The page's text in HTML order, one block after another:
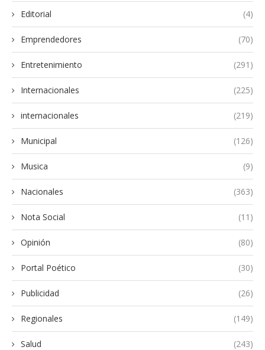
Editorial (4)
Emprendedores (70)
Entretenimiento (291)
Internacionales (225)
internacionales (219)
Municipal (126)
Musica (9)
Nacionales (363)
Nota Social (11)
Opinión (80)
Portal Poético (30)
Publicidad (26)
Regionales (149)
Salud (243)